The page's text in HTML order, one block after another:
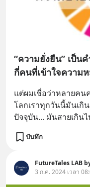
“ความยั่งยืน” เป็น
กี่คนที่เข้าใจความ
แต่ผมเชื่อว่าหลายคน
โลกเราทุกวันนี้มันเกิ
ปัจจุบัน... มันสายเกิน
บันทึก
FutureTales LAB
3 ก.ค. 2024 เวลา